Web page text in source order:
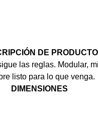
DE PRODUCTO
las reglas. Modular,
listo para lo que venga.
DIMENSIONES